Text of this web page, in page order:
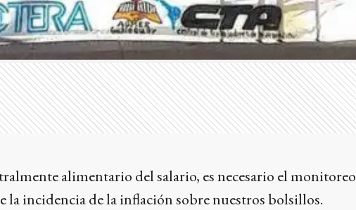
alimentario del salario, es necesario el monitoreo
la incidencia de la inflación sobre nuestros bolsillos.